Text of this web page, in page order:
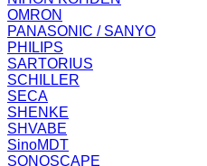
OMRON
PANASONIC / SANYO
PHILIPS
SARTORIUS
SCHILLER
SECA
SHENKE
SHVABE
SinoMDT
SONOSCAPE